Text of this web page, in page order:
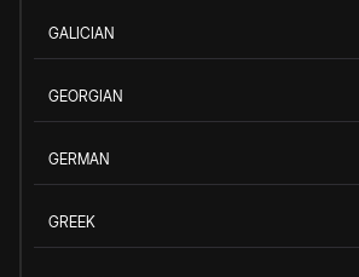
GALICIAN
GEORGIAN
GERMAN
GREEK